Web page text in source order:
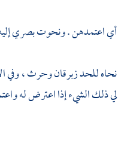
أي اعتمدهن . ونحوت بصري
نحاه للحد زبرقان وحرث ، وفي
لي ذلك الشيء إذا اعترض له